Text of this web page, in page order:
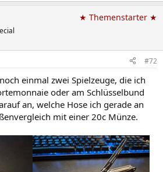
★ Themenstarter ★
#72
einmal zwei Spielzeuge, die ich
oder am Schlüsselbund
an, welche Hose ich gerade an
mit einer 20c Münze.